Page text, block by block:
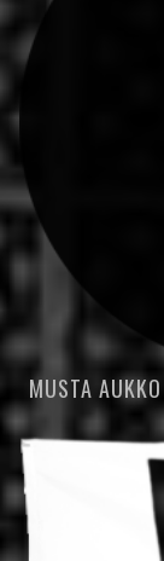
MUSTA AUKKO